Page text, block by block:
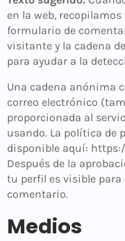
en la web,
formulario de
visitante y la cadena
para ayudar a la
Una cadena anónima
correo electrónico
proporcionada al
usando. La política de
disponible aquí:
Después de la
tu perfil es visible para
comentario.
Medios